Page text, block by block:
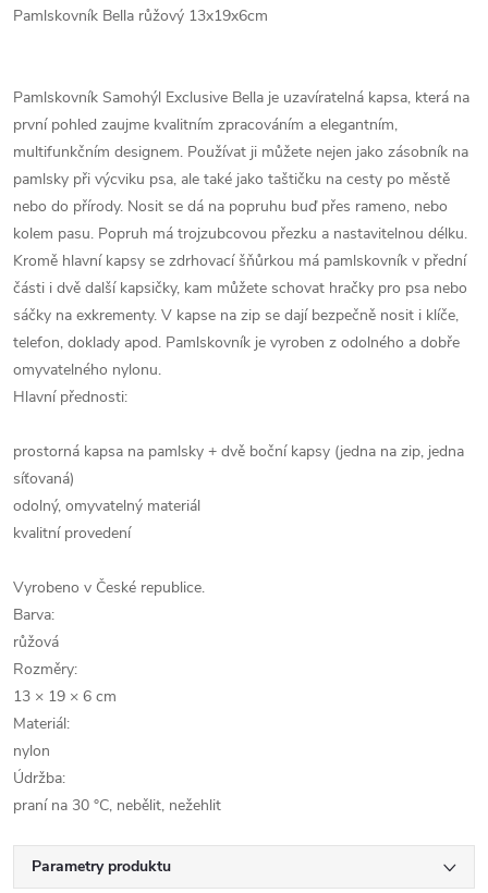
Pamlskovník Bella růžový 13x19x6cm
Pamlskovník Samohýl Exclusive Bella je uzavíratelná kapsa, která na
první pohled zaujme kvalitním zpracováním a elegantním,
multifunkčním designem. Používat ji můžete nejen jako zásobník na
pamlsky při výcviku psa, ale také jako taštičku na cesty po městě
nebo do přírody. Nosit se dá na popruhu buď přes rameno, nebo
kolem pasu. Popruh má trojzubcovou přezku a nastavitelnou délku.
Kromě hlavní kapsy se zdrhovací šňůrkou má pamlskovník v přední
části i dvě další kapsičky, kam můžete schovat hračky pro psa nebo
sáčky na exkrementy. V kapse na zip se dají bezpečně nosit i klíče,
telefon, doklady apod. Pamlskovník je vyroben z odolného a dobře
omyvatelného nylonu.
Hlavní přednosti:
prostorná kapsa na pamlsky + dvě boční kapsy (jedna na zip, jedna
síťovaná)
odolný, omyvatelný materiál
kvalitní provedení
Vyrobeno v České republice.
Barva:
růžová
Rozměry:
13 × 19 × 6 cm
Materiál:
nylon
Údržba:
praní na 30 °C, nebělit, nežehlit
Parametry produktu